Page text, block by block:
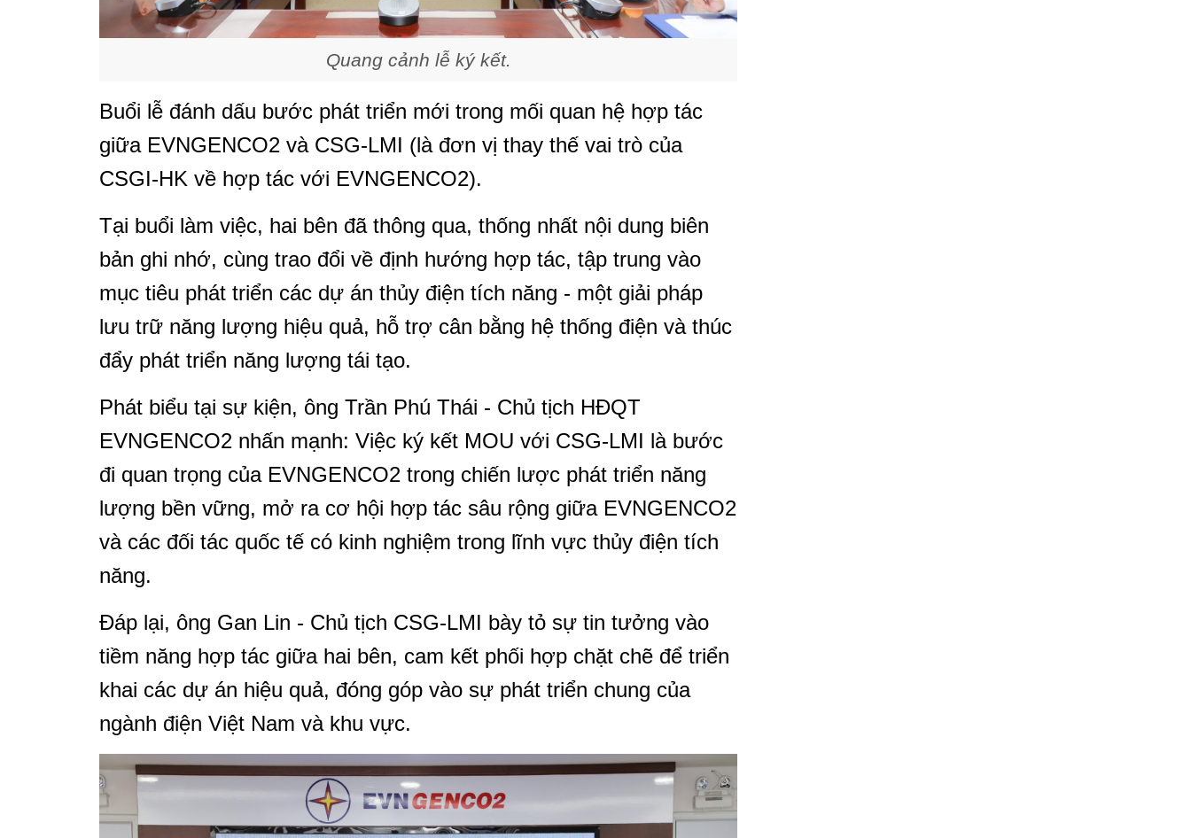
Quang cảnh lễ ký kết.
Buổi lễ đánh dấu bước phát triển mới trong mối quan hệ hợp tác
giữa EVNGENCO2 và CSG-LMI (là đơn vị thay thế vai trò của
CSGI-HK về hợp tác với EVNGENCO2).
Tại buổi làm việc, hai bên đã thông qua, thống nhất nội dung biên
bản ghi nhớ, cùng trao đổi về định hướng hợp tác, tập trung vào
mục tiêu phát triển các dự án thủy điện tích năng - một giải pháp
lưu trữ năng lượng hiệu quả, hỗ trợ cân bằng hệ thống điện và thúc
đẩy phát triển năng lượng tái tạo.
Phát biểu tại sự kiện, ông Trần Phú Thái - Chủ tịch HĐQT
EVNGENCO2 nhấn mạnh: Việc ký kết MOU với CSG-LMI là bước
đi quan trọng của EVNGENCO2 trong chiến lược phát triển năng
lượng bền vững, mở ra cơ hội hợp tác sâu rộng giữa EVNGENCO2
và các đối tác quốc tế có kinh nghiệm trong lĩnh vực thủy điện tích
năng.
Đáp lại, ông Gan Lin - Chủ tịch CSG-LMI bày tỏ sự tin tưởng vào
tiềm năng hợp tác giữa hai bên, cam kết phối hợp chặt chẽ để triển
khai các dự án hiệu quả, đóng góp vào sự phát triển chung của
ngành điện Việt Nam và khu vực.